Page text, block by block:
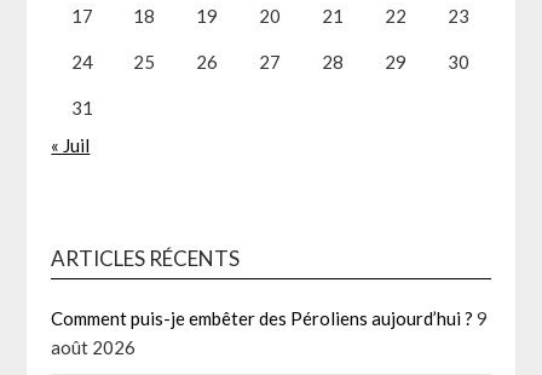
17 18 19 20 21 22 23
24 25 26 27 28 29 30
31
« Juil
ARTICLES RÉCENTS
Comment puis-je embêter des Péroliens aujourd’hui ? 9
août 2026